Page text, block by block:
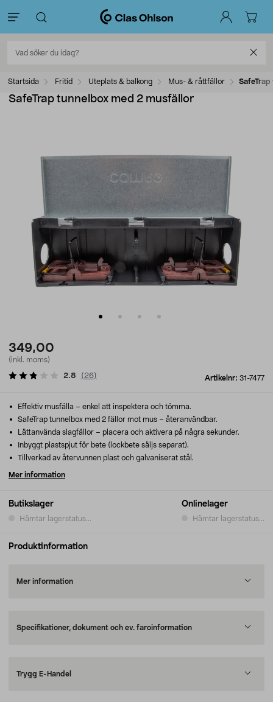
Startsida Fritid Uteplats & balkong Mus- & råttfällor SafeTrap
SafeTrap tunnelbox med 2 musfällor
349,00
(inkl. moms)
Artikelnr: 31-7477
2.8 ( 26)
Butikslager
Hämtar lagerstatus...
Onlinelager
Hämtar lagerstatus...
Effektiv musfälla – enkel att inspektera och tömma.
SafeTrap tunnelbox med 2 fällor mot mus – återanvändbar.
Lättanvända slagfällor – placera och aktivera på några sekunder.
Inbyggt plastspjut för bete (lockbete säljs separat).
Tillverkad av återvunnen plast och galvaniserat stål.
Mer information
Produktinformation
Mer information
Specifikationer, dokument och ev. faroinformation
Trygg E-Handel